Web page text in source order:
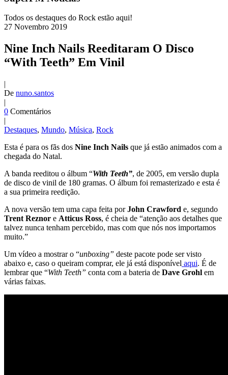
Todos os destaques do Rock estão aqui!
27 Novembro 2019
Nine Inch Nails Reeditaram O Disco
“With Teeth” Em Vinil
|
De nuno.santos
|
0 Comentários
|
Destaques, Mundo, Música, Rock
Esta é para os fãs dos Nine Inch Nails que já estão animados com a
chegada do Natal.
A banda reeditou o álbum “With Teeth”, de 2005, em versão dupla
de disco de vinil de 180 gramas. O álbum foi remasterizado e esta é
a sua primeira reedição.
A nova versão tem uma capa feita porJohn Crawford e, segundo
Trent Reznor e Atticus Ross, é cheia de “atenção aos detalhes que
talvez nunca tenham percebido, mas com que nós nos importamos
muito.”
Um vídeo a mostrar o “unboxing” deste pacote pode ser visto
abaixo e, caso o queiram comprar, ele já está disponível aqui. É de
lembrar que “With Teeth” conta com a bateria de Dave Grohl em
várias faixas.